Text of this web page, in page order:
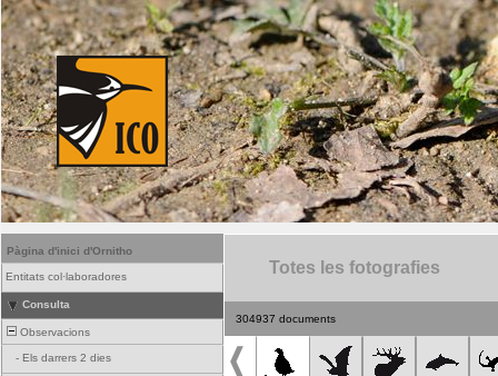
Pàgina d'inici d'Ornitho
Entitats col·laboradores
Consulta
Observacions
- Els darrers 2 dies
Totes les fotografies
304937 documents